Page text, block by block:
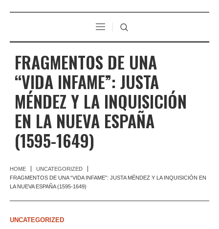
FRAGMENTOS DE UNA
“VIDA INFAME”: JUSTA
MÉNDEZ Y LA INQUISICIÓN
EN LA NUEVA ESPAÑA
(1595-1649)
HOME
UNCATEGORIZED
FRAGMENTOS DE UNA “VIDA INFAME”: JUSTA MÉNDEZ Y LA INQUISICIÓN EN
LA NUEVA ESPAÑA (1595-1649)
UNCATEGORIZED